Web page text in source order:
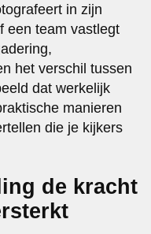
in zijn
een team vastlegt
het verschil tussen
dat werkelijk
manieren
die je kijkers
de kracht